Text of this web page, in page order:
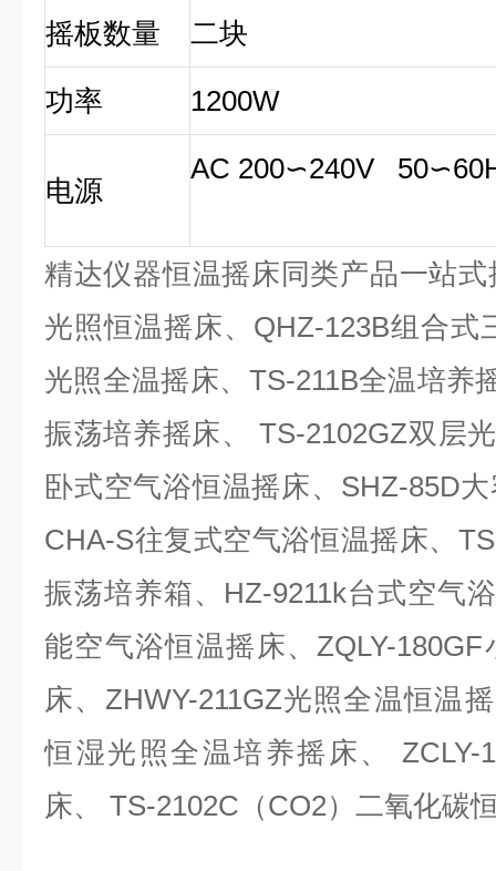
摇板数量 二块
功率 1200W
电源
AC 200∽240V 50∽
精达仪器恒温摇床同类产品一站式
光照恒温摇床、 QHZ-123B组合式
光照全温摇床、 TS-211B全温培养
振荡培养摇床、
TS-2102GZ双层
卧式空气浴恒温摇床、 SHZ-85D
CHA-S往复式空气浴恒温摇床、
振荡培养箱、 HZ-9211k台式空气
能空气浴恒温摇床、ZQLY-180GF
床、 ZHWY-211GZ光照全温恒温
恒湿光照全温培养摇床、
ZCLY-
床、
TS-2102C （CO2）二氧化碳